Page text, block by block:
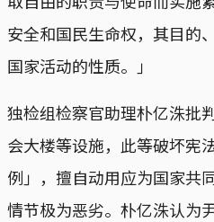
安全和国民生命权，其目的
国家活动的性质。」
独检组检察官助理朴亿洙批
会大楼等设施，此等破坏宪
例」，擅自动用应为国家共
情节极为恶劣。朴亿洙认为